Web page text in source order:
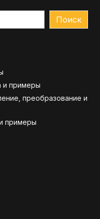
Поиск
и примеры
преобразование и
примеры